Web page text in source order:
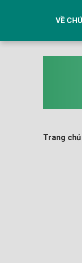
VỀ
Trang chủ